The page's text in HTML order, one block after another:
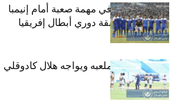
هلال السودان في مهمة صعبة أمام إنيمبا
النيجيري بمسابقة دوري أبطال إفريقيا
الهلال يتدرب بملعبه ويواجه هلال كادوقلي
وديا عصر الغد